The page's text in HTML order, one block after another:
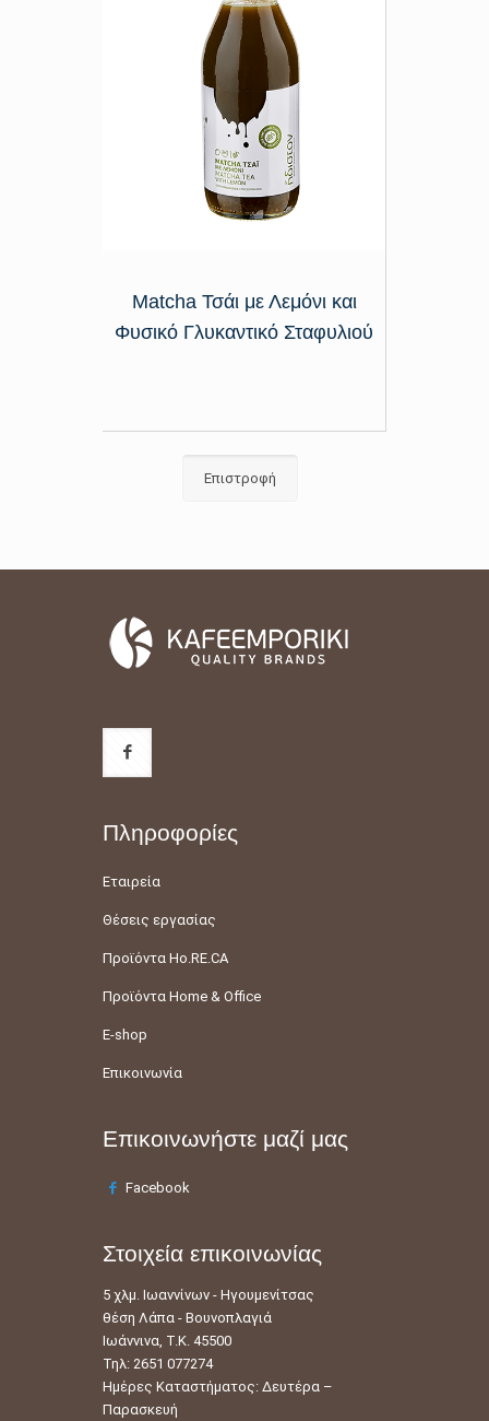
Matcha Τσάι με Λεμόνι και
Φυσικό Γλυκαντικό Σταφυλιού
Επιστροφή
Πληροφορίες
Εταιρεία
Θέσεις εργασίας
Προϊόντα Ho.RE.CA
Προϊόντα Home & Office
E-shop
Επικοινωνία
Επικοινωνήστε μαζί μας
Facebook
Στοιχεία επικοινωνίας
5 χλμ. Ιωαννίνων - Ηγουμενίτσας
θέση Λάπα - Βουνοπλαγιά
Ιωάννινα, Τ.Κ. 45500
Τηλ: 2651 077274
Ημέρες Καταστήματος: Δευτέρα –
Παρασκευή